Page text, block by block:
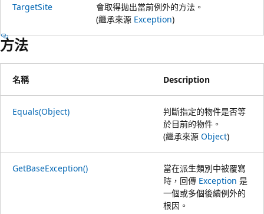
TargetSite
會取得拋出當前例外的方法。
(繼承來源 Exception)
方法
名稱 Description
Equals(Object)
判斷指定的物件是否等
於目前的物件。
(繼承來源 Object)
GetBaseException()
當在派生類別中被覆寫
時，回傳 Exception 是
一個或多個後續例外的
根因。